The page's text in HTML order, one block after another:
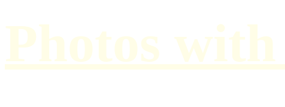
Photos with